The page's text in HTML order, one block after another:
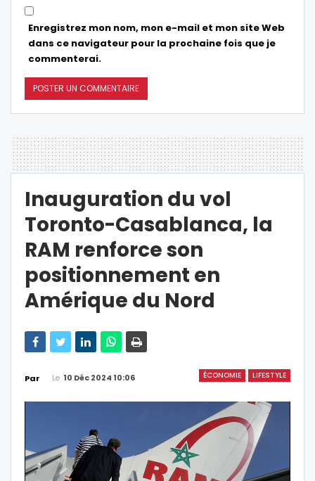
Enregistrez mon nom, mon e-mail et mon site Web
dans ce navigateur pour la prochaine fois que je
commenterai.
Inauguration du vol
Toronto-Casablanca, la
RAM renforce son
positionnement en
Amérique du Nord
ÉCONOMIE LIFESTYLE
Par Le 10 Déc 2024 10:06